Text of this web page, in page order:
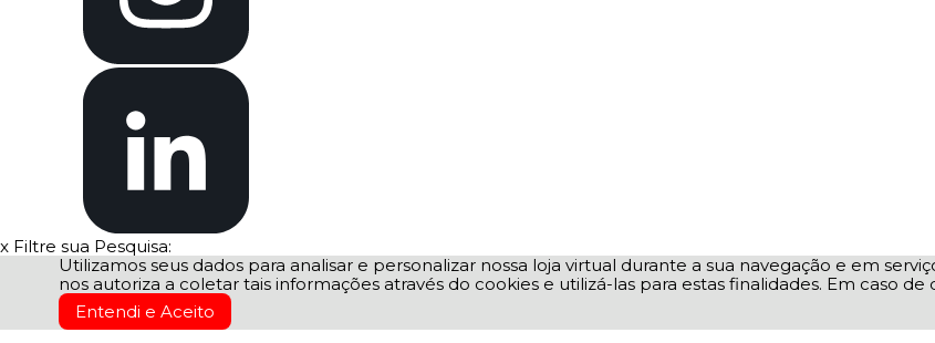
x Filtre sua Pesquisa:
Utilizamos seus dados para analisar e personalizar nossa loja virtual durante a sua navegação e em
nos autoriza a coletar tais informações através do cookies e utilizá-las para estas finalidades. Em caso de
Entendi e Aceito